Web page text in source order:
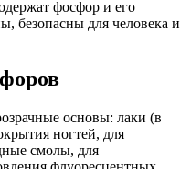
фосфор и его
безопасны для человека и
основы: лаки (в
ногтей, для
смолы, для